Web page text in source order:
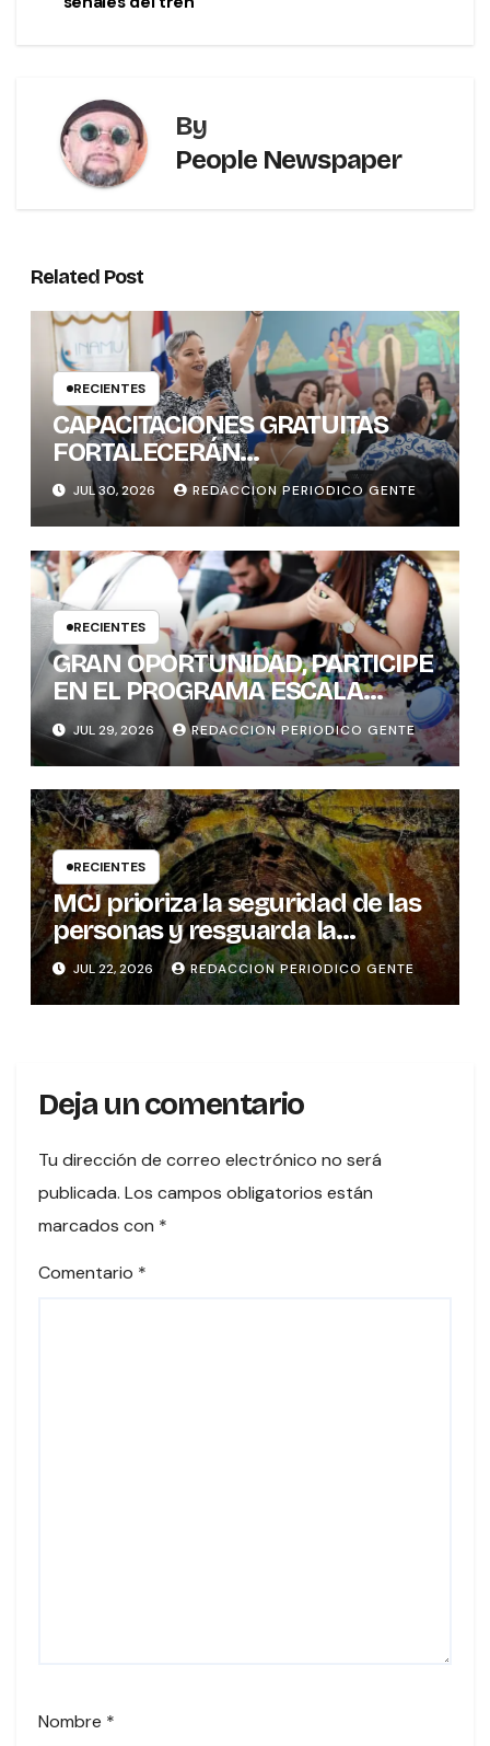
By
People Newspaper
Related Post
RECIENTES
CAPACITACIONES GRATUITAS
FORTALECERÁN
CONOCIMIENTOS Y
HABILIDADES BLANDAS DE LAS
MUJERES POLÍTICAS
JUL 30, 2026 REDACCION PERIODICO GENTE
RECIENTES
GRAN OPORTUNIDAD, PARTICIPE
EN EL PROGRAMA ESCALA
PYME SOSTENIBLE
JUL 29, 2026 REDACCION PERIODICO GENTE
RECIENTES
MCJ prioriza la seguridad de las
personas y resguarda la
memoria histórica del puente
sobre el río Tures
JUL 22, 2026 REDACCION PERIODICO GENTE
Deja un comentario
Tu dirección de correo electrónico no será
publicada. Los campos obligatorios están
marcados con *
Comentario *
Nombre *